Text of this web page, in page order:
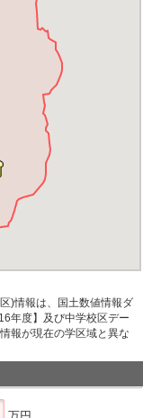
)情報は、国土数値情報ダ
年度】及び中学校区デー
報が現在の学区域と異な